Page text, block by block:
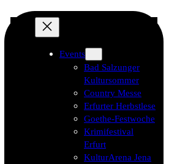
Events
Bad Salzunger
Kultursommer
Country Messe
Erfurter Herbstlese
Goethe-Festwoche
Krimifestival
Erfurt
KulturArena Jena